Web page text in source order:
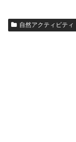
自然アクティビティ